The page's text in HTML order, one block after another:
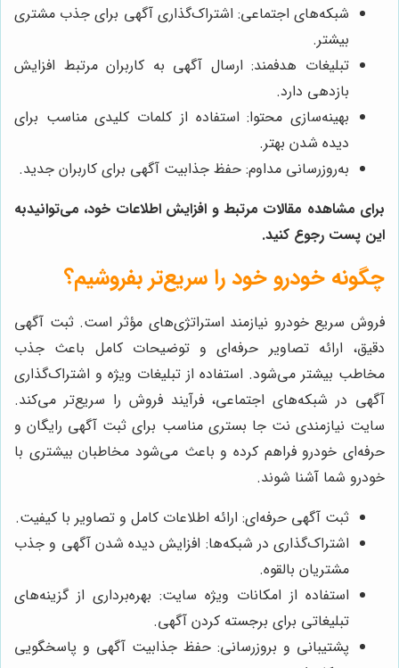
شبکه‌های اجتماعی: اشتراک‌گذاری آگهی برای جذب مشتری
بیشتر.
تبلیغات هدفمند: ارسال آگهی به کاربران مرتبط افزایش
بازدهی دارد.
بهینه‌سازی محتوا: استفاده از کلمات کلیدی مناسب برای
دیده شدن بهتر.
به‌روزرسانی مداوم: حفظ جذابیت آگهی برای کاربران جدید.
برای مشاهده مقالات مرتبط و افزایش اطلاعات خود، می‌توانیدبه
این پست رجوع کنید.
چگونه خودرو خود را سریع‌تر بفروشیم؟
فروش سریع خودرو نیازمند استراتژی‌های مؤثر است. ثبت آگهی
دقیق، ارائه تصاویر حرفه‌ای و توضیحات کامل باعث جذب
مخاطب بیشتر می‌شود. استفاده از تبلیغات ویژه و اشتراک‌گذاری
آگهی در شبکه‌های اجتماعی، فرآیند فروش را سریع‌تر می‌کند.
سایت نیازمندی نت جا بستری مناسب برای ثبت آگهی رایگان و
حرفه‌ای خودرو فراهم کرده و باعث می‌شود مخاطبان بیشتری با
خودرو شما آشنا شوند.
ثبت آگهی حرفه‌ای: ارائه اطلاعات کامل و تصاویر با کیفیت.
اشتراک‌گذاری در شبکه‌ها: افزایش دیده شدن آگهی و جذب
مشتریان بالقوه.
استفاده از امکانات ویژه سایت: بهره‌برداری از گزینه‌های
تبلیغاتی برای برجسته کردن آگهی.
پشتیبانی و بروزرسانی: حفظ جذابیت آگهی و پاسخگویی